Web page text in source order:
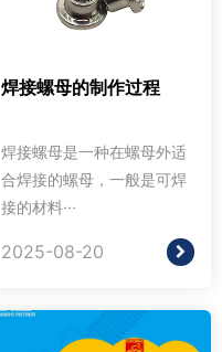
焊接螺母的制作过程
焊接螺母是一种在螺母外适
合焊接的螺母，一般是可焊
接的材料···
2025-08-20